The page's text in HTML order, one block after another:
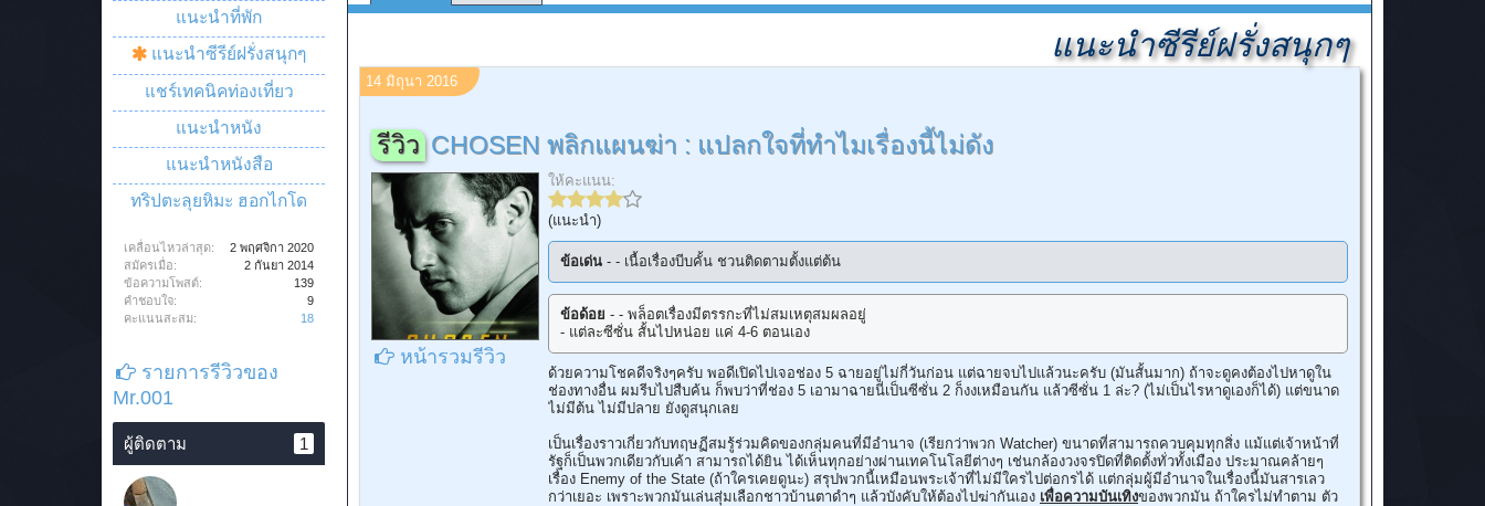
แนะนำที่พัก
แนะนำซีรีย์ฝรั่งสนุกๆ
แชร์เทคนิคท่องเที่ยว
แนะนำหนัง
แนะนำหนังสือ
ทริปตะลุยหิมะ ฮอกไกโด
เคลื่อนไหวล่าสุด:
2 พฤศจิกา 2020
สมัครเมื่อ:
2 กันยา 2014
ข้อความโพสต์:
139
คำชอบใจ:
9
คะแนนสะสม:
18
รายการรีวิวของ
Mr.001
ผู้ติดตาม 1
Phaying_CW
แนะนำซีรีย์ฝรั่งสนุกๆ
14 มิถุนา 2016
รีวิว CHOSEN พลิกแผนฆ่า : แปลกใจที่ทำไมเรื่องนี้ไม่ดัง
หน้ารวมรีวิว
ให้คะแนน:
(แนะนำ)
ข้อเด่น - - เนื้อเรื่องบีบคั้น ชวนติดตามตั้งแต่ต้น
ข้อด้อย - - พล็อตเรื่องมีตรรกะที่ไม่สมเหตุสมผลอยู่
- แต่ละซีซั่น สั้นไปหน่อย แค่ 4-6 ตอนเอง
ด้วยความโชคดีจริงๆครับ พอดีเปิดไปเจอช่อง 5 ฉายอยู่ไม่กี่วันก่อน แต่ฉายจบไปแล้วนะครับ (มันสั้นมาก) ถ้าจะดูคงต้องไปหาดูใน
ช่องทางอื่น ผมรีบไปสืบค้น ก็พบว่าที่ช่อง 5 เอามาฉายนี่เป็นซีซั่น 2 ก็งงเหมือนกัน แล้วซีซั่น 1 ล่ะ? (ไม่เป็นไรหาดูเองก็ได้) แต่ขนาด
ไม่มีต้น ไม่มีปลาย ยังดูสนุกเลย
เป็นเรื่องราวเกี่ยวกับทฤษฏีสมรู้ร่วมคิดของกลุ่มคนที่มีอำนาจ (เรียกว่าพวก Watcher) ขนาดที่สามารถควบคุมทุกสิ่ง แม้แต่เจ้าหน้าที่
รัฐก็เป็นพวกเดียวกับเค้า สามารถได้ยิน ได้เห็นทุกอย่างผ่านเทคโนโลยีต่างๆ เช่นกล้องวงจรปิดที่ติดตั้งทั่วทั้งเมือง ประมาณคล้ายๆ
เรื่อง Enemy of the State (ถ้าใครเคยดูนะ) สรุปพวกนี้เหมือนพระเจ้าที่ไม่มีใครไปต่อกรได้ แต่กลุ่มผู้มีอำนาจในเรื่องนี้มันสารเลว
กว่าเยอะ เพราะพวกมันเล่นสุ่มเลือกชาวบ้านตาดำๆ แล้วบังคับให้ต้องไปฆ่ากันเอง เพื่อความบันเทิงของพวกมัน ถ้าใครไม่ทำตาม ตัว